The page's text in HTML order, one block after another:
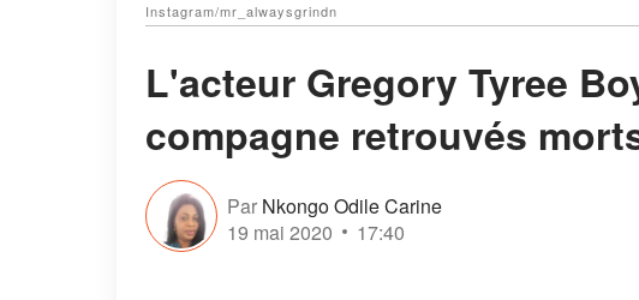
Instagram/mr_alwaysgrindn
L'acteur Gregory Tyree
compagne retrouvés
Par Nkongo Odile Carine
19 mai 2020
17:40